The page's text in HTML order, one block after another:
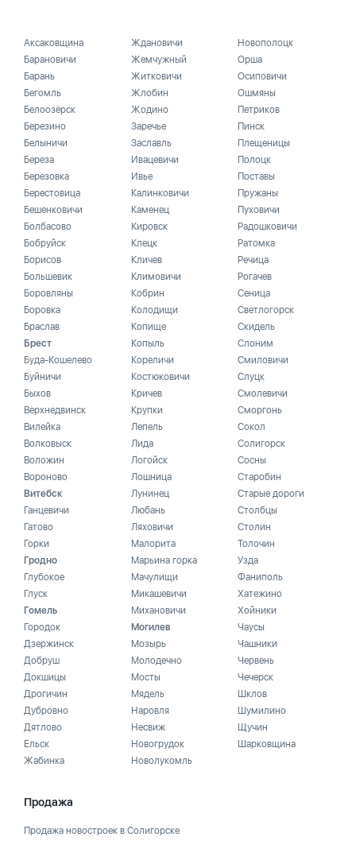
Аксаковщина
Барановичи
Барань
Бегомль
Белоозёрск
Березино
Белыничи
Береза
Березовка
Берестовица
Бешенковичи
Болбасово
Бобруйск
Борисов
Большевик
Боровляны
Боровка
Браслав
Брест
Буда-Кошелево
Буйничи
Быхов
Верхнедвинск
Вилейка
Волковыск
Воложин
Вороново
Витебск
Ганцевичи
Гатово
Горки
Гродно
Глубокое
Глуск
Гомель
Городок
Дзержинск
Добруш
Докшицы
Дрогичин
Дубровно
Дятлово
Ельск
Жабинка
Ждановичи
Жемчужный
Житковичи
Жлобин
Жодино
Заречье
Заславль
Ивацевичи
Ивье
Калинковичи
Каменец
Кировск
Клецк
Кличев
Климовичи
Кобрин
Колодищи
Копище
Копыль
Кореличи
Костюковичи
Кричев
Крупки
Лепель
Лида
Логойск
Лошница
Лунинец
Любань
Ляховичи
Малорита
Марьина горка
Мачулищи
Микашевичи
Михановичи
Могилев
Мозырь
Молодечно
Мосты
Мядель
Наровля
Несвиж
Новогрудок
Новолукомль
Новополоцк
Орша
Осиповичи
Ошмяны
Петриков
Пинск
Плещеницы
Полоцк
Поставы
Пружаны
Пуховичи
Радошковичи
Ратомка
Речица
Рогачев
Сеница
Светлогорск
Скидель
Слоним
Смиловичи
Слуцк
Смолевичи
Сморгонь
Сокол
Солигорск
Сосны
Старобин
Старые дороги
Столбцы
Столин
Толочин
Узда
Фаниполь
Хатежино
Хойники
Чаусы
Чашники
Червень
Чечерск
Шклов
Шумилино
Щучин
Шарковщина
Продажа
Продажа новостроек в Солигорске